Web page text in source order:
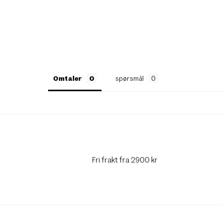
Omtaler spørsmål
Fri frakt fra 2900 kr